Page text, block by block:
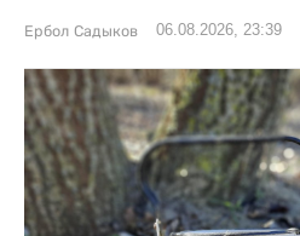
Ербол Садыков 06.08.2026, 23:39